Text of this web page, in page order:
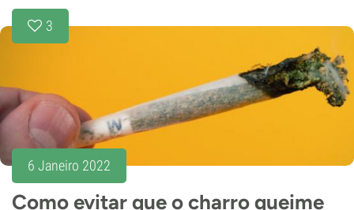
3
6 Janeiro 2022
Como evitar que o charro queime